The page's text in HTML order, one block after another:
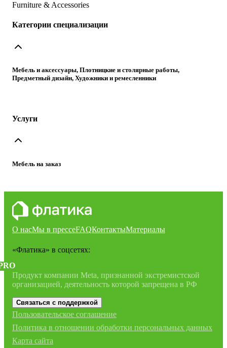
Furniture & Accessories
Категории специализации
Мебель и аксессуары, Плотницкие и столярные работы,
Предметный дизайн, Художники и ремесленники
Услуги
Мебель на заказ
О насМы в прессеFAQКонтактыМатериалы
«Флатика» в соцсетях:
Продукт компании Meta, признанной экстремистской
организацией, деятельность которой запрещена в РФ
Связаться с поддержкой
Пользовательское соглашение
Политика в отношении обработки персональных данных
Карта сайта